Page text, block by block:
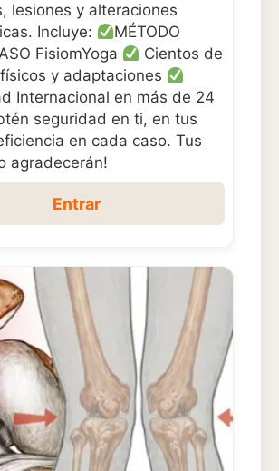
lesiones y alteraciones
Incluye:
MÉTODO
FisiomYoga
Cientos de
y adaptaciones
Internacional en más de 24
seguridad en ti, en tus
en cada caso. Tus
agradecerán!
Entrar